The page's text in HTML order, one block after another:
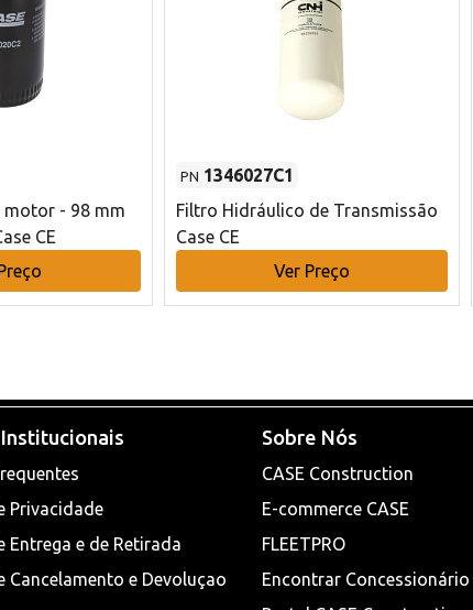
- 98 mm
CE
PN 1346027C1
Filtro Hidráulico de Transmissão
Case CE
Ver Preço
Privacidade
Entrega e de Retirada
Cancelamento e Devoluçao
Sobre Nós
CASE Construction
E-commerce CASE
FLEETPRO
Encontrar Concessionário